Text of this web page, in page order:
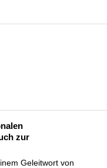
zur
Geleitwort von